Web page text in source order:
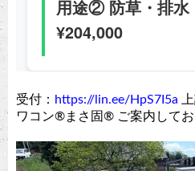
受付： https://lin.ee/HpS7I5a
ワコン®︎まさ固®︎ ご案内して